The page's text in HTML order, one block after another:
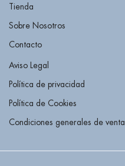
Tienda
Sobre Nosotros
Contacto
Aviso Legal
Política de privacidad
Política de Cookies
Condiciones generales de venta